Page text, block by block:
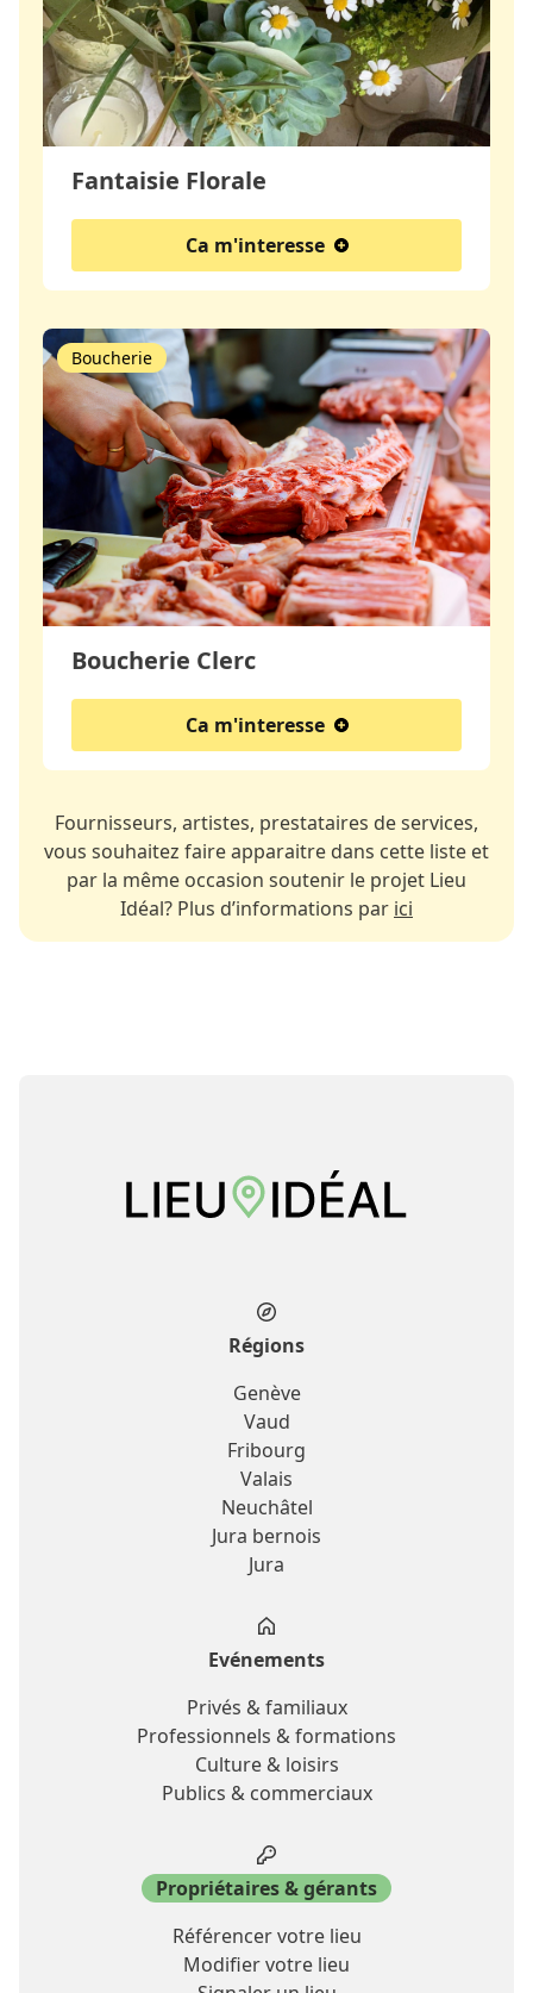
Fantaisie Florale
Ca m'interesse
Boucherie Clerc
Boucherie
Ca m'interesse
Fournisseurs, artistes, prestataires de services,
vous souhaitez faire apparaitre dans cette liste et
par la même occasion soutenir le projet Lieu
Idéal? Plus d’informations par ici
Régions
Genève
Vaud
Fribourg
Valais
Neuchâtel
Jura bernois
Jura
Evénements
Privés & familiaux
Professionnels & formations
Culture & loisirs
Publics & commerciaux
Propriétaires & gérants
Référencer votre lieu
Modifier votre lieu